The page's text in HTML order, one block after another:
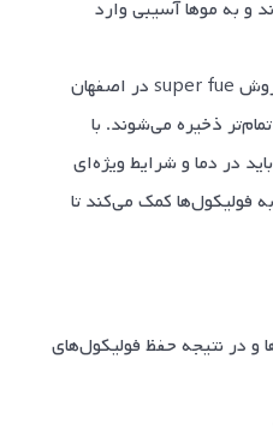
و به موها آسیبی وارد
مرحله چهارم: کاشت مو به روش super fue در اصفهان
ذخیره می‌شوند. با
در دما و شرایط ویژه‌ای
فولیکول‌ها کمک می‌کند تا
و در نتیجه حفظ فولیکول‌های